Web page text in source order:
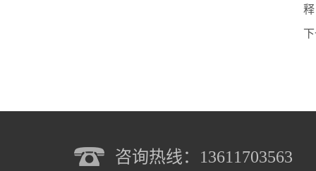
咨询热线：13611703563